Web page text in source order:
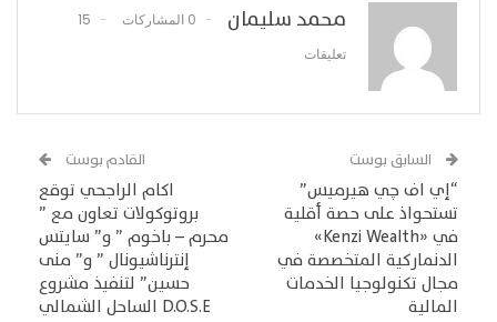
محمد سليمان 0 المشاركات
15
تعليقات
السابق بوست
“إي اف چي هيرميس”
تستحواذ على حصة أقلية
في «Kenzi Wealth»
الدنماركية المتخصصة في
مجال تكنولوجيا الخدمات
المالية
القادم بوست
اكام الراجحي توقع
بروتوكولات تعاون مع ”
محرم – باخوم ” و” سايتس
إنترناشيونال ” و” منى
حسين” لتنفيذ مشروع
D.O.S.E الساحل الشمالي